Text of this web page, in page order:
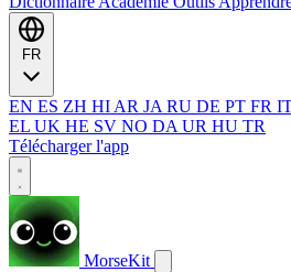
EN ES ZH HI AR JA RU DE PT FR
EL UK HE SV NO DA UR HU TR
Télécharger l'app
MorseKit